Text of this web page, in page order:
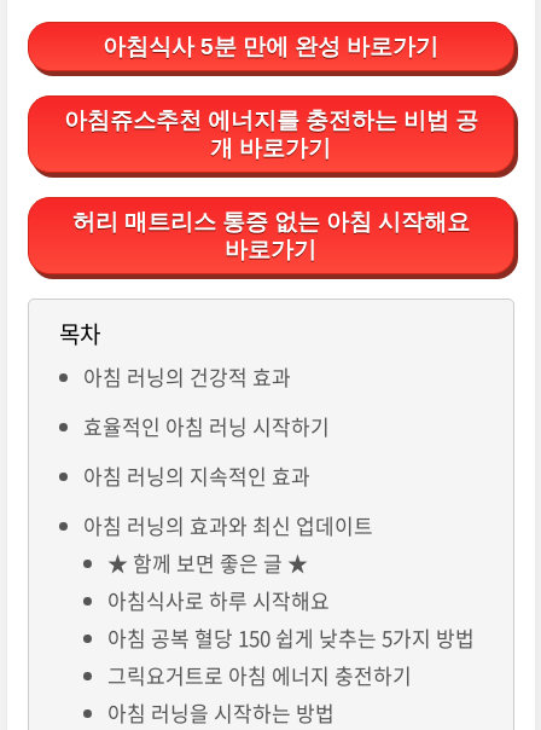
아침식사 5분 만에 완성 바로가기
아침쥬스추천 에너지를 충전하는 비법 공
개 바로가기
허리 매트리스 통증 없는 아침 시작해요
바로가기
목차
아침 러닝의 건강적 효과
효율적인 아침 러닝 시작하기
아침 러닝의 지속적인 효과
아침 러닝의 효과와 최신 업데이트
★ 함께 보면 좋은 글 ★
아침식사로 하루 시작해요
아침 공복 혈당 150 쉽게 낮추는 5가지 방법
그릭요거트로 아침 에너지 충전하기
아침 러닝을 시작하는 방법